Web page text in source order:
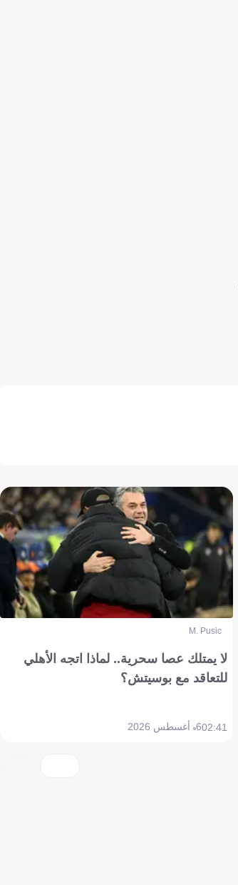
M. Pusic
لا يمتلك عصا سحرية.. لماذا اتجه الأهلي
للتعاقد مع بوسيتش؟
02:416 أغسطس 2026